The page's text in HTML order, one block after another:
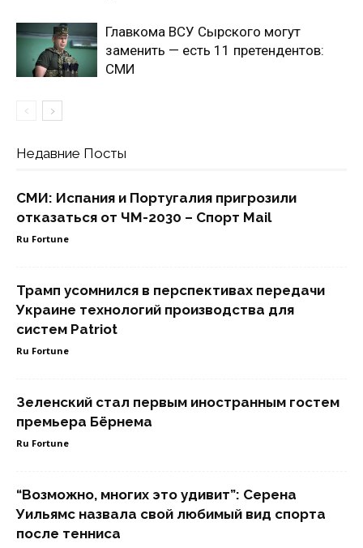
Главкома ВСУ Сырского могут
заменить — есть 11 претендентов:
СМИ
Недавние Посты
СМИ: Испания и Португалия пригрозили
отказаться от ЧМ-2030 – Спорт Mail
Ru Fortune
Трамп усомнился в перспективах передачи
Украине технологий производства для
систем Patriot
Ru Fortune
Зеленский стал первым иностранным гостем
премьера Бёрнема
Ru Fortune
“Возможно, многих это удивит”: Серена
Уильямс назвала свой любимый вид спорта
после тенниса